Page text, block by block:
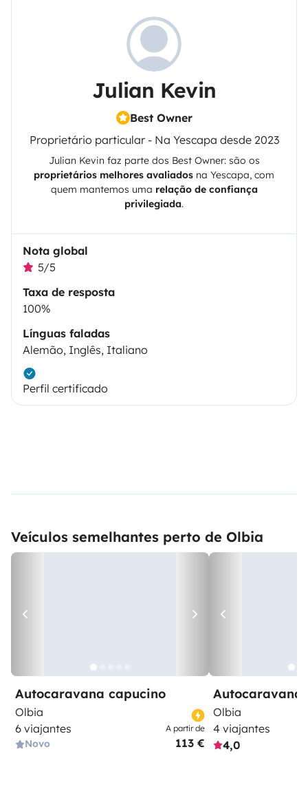
Julian Kevin
Best Owner
Proprietário particular - Na Yescapa desde 2023
Julian Kevin faz parte dos Best Owner: são os
proprietários melhores avaliados na Yescapa, com
quem mantemos uma relação de confiança
privilegiada.
Nota global
5/5
Taxa de resposta
100%
Línguas faladas
Alemão, Inglês, Italiano
Perfil certificado
Veículos semelhantes perto de Olbia
Autocaravana capucino
Olbia
6 viajantes
Novo
A partir de
113 €
Olbia
4 viajantes
4,0